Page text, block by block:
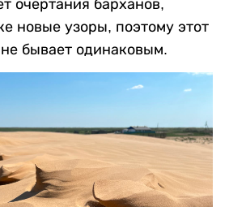
очертания барханов,
новые узоры, поэтому этот
бывает одинаковым.